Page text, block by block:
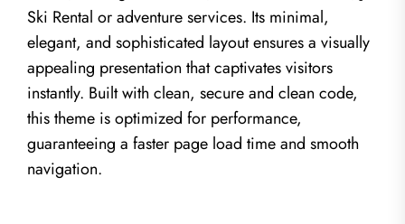
Ski Rental or adventure services. Its minimal,
elegant, and sophisticated layout ensures a visually
appealing presentation that captivates visitors
instantly. Built with clean, secure and clean code,
this theme is optimized for performance,
guaranteeing a faster page load time and smooth
navigation.